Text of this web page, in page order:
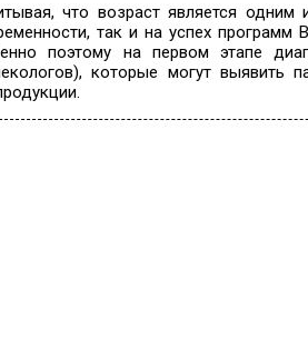
что возраст является одним
так и на успех
поэтому на первом этапе
которые могут выявить